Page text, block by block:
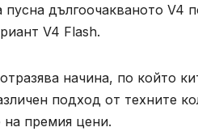
пусна дългоочакваното V4
V4 Flash.
начина, по който
подход от техните
на премия цени.